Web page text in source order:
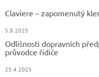
Claviere – zapomenutý
5.8.2025
Odlišnosti dopravních
průvodce řidiče
25.4.2025